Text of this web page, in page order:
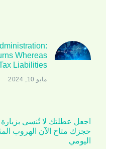
Whereas
Liabilities
مايو 10, 2024
اجعل عطلتك لا تُنسى
حجزك متاح الآن الهروب
اليومي